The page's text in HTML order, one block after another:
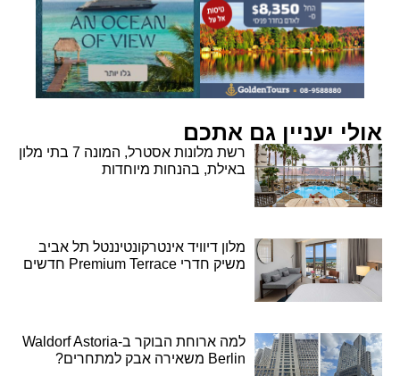
אולי יעניין גם אתכם
רשת מלונות אסטרל, המונה 7 בתי מלון
באילת, בהנחות מיוחדות
מלון דיוויד אינטרקונטיננטל תל אביב
משיק חדרי Premium Terrace חדשים
למה ארוחת הבוקר ב-Waldorf Astoria
Berlin משאירה אבק למתחרים?